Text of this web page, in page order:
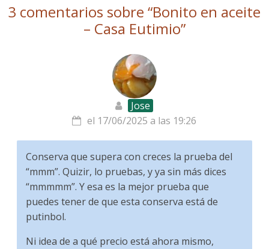
3 comentarios sobre “Bonito en aceite
– Casa Eutimio”
Jose
el 17/06/2025 a las 19:26
Conserva que supera con creces la prueba del
“mmm”. Quizir, lo pruebas, y ya sin más dices
“mmmmm”. Y esa es la mejor prueba que
puedes tener de que esta conserva está de
putinbol.
Ni idea de a qué precio está ahora mismo,